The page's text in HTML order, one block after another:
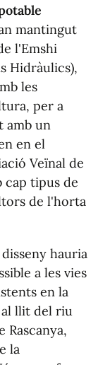
mantingut
l'Emshi
Hidràulics),
les
per a
amb un
en el
Veïnal de
cap tipus de
de l'horta
hauria
a les vies
en la
al llit del riu
Rascanya,
la